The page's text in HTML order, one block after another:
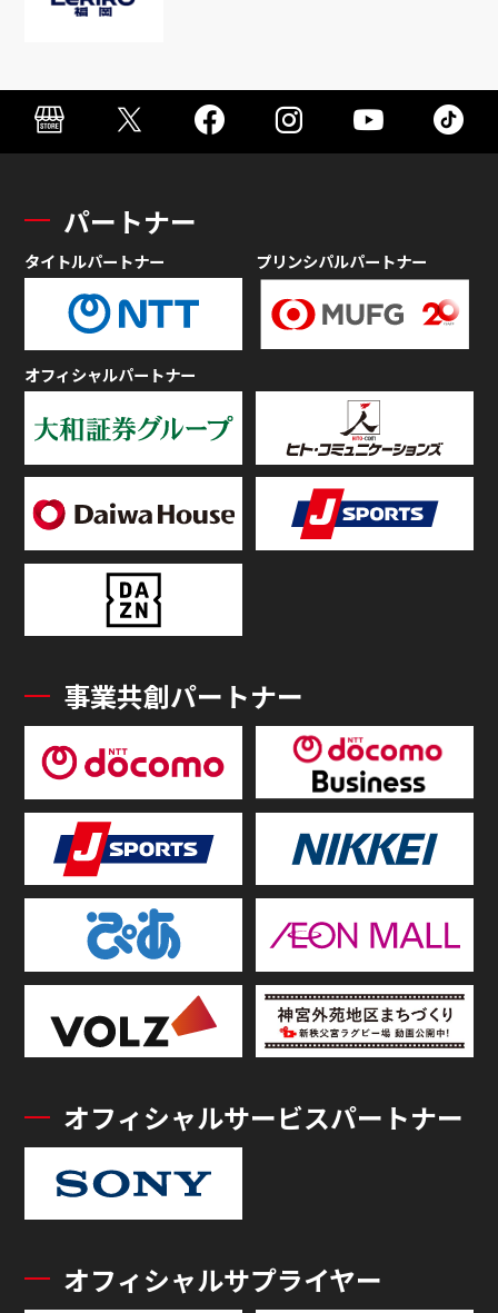
パートナー
タイトルパートナー プリンシパルパートナー
オフィシャルパートナー
事業共創パートナー
オフィシャルサービスパートナー
オフィシャルサプライヤー